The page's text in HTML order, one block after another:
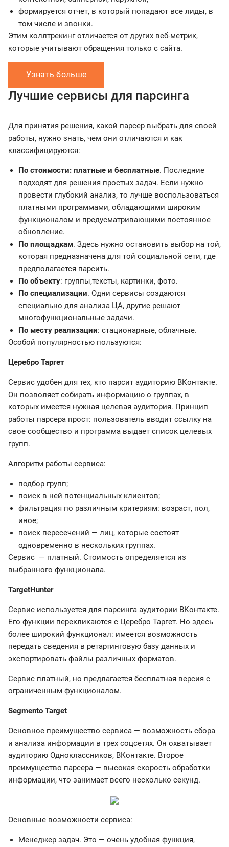
формируется отчет, в который попадают все лиды, в
том числе и звонки.
Этим коллтрекинг отличается от других веб-метрик,
которые учитывают обращения только с сайта.
Узнать больше
Лучшие сервисы для парсинга
Для принятия решения, какой парсер выбрать для своей
работы, нужно знать, чем они отличаются и как
классифицируются:
По стоимости: платные и бесплатные. Последние
подходят для решения простых задач. Если нужно
провести глубокий анализ, то лучше воспользоваться
платными программами, обладающими широким
функционалом и предусматривающими постоянное
обновление.
По площадкам. Здесь нужно остановить выбор на той,
которая предназначена для той социальной сети, где
предполагается парсить.
По объекту: группы,тексты, картинки, фото.
По специализации. Одни сервисы создаются
специально для анализа ЦА, другие решают
многофункциональные задачи.
По месту реализации: стационарные, облачные.
Особой популярностью пользуются:
Церебро Таргет
Сервис удобен для тех, кто парсит аудиторию ВКонтакте.
Он позволяет собирать информацию о группах, в
которых имеется нужная целевая аудитория. Принцип
работы парсера прост: пользователь вводит ссылку на
свое сообщество и программа выдает список целевых
групп.
Алгоритм работы сервиса:
подбор групп;
поиск в ней потенциальных клиентов;
фильтрация по различным критериям: возраст, пол,
иное;
поиск пересечений — лиц, которые состоят
одновременно в нескольких группах.
Сервис — платный. Стоимость определяется из
выбранного функционала.
TargetHunter
Сервис используется для парсинга аудитории ВКонтакте.
Его функции перекликаются с Церебро Таргет. Но здесь
более широкий функционал: имеется возможность
передать сведения в ретартинговую базу данных и
экспортировать файлы различных форматов.
Сервис платный, но предлагается бесплатная версия с
ограниченным функционалом.
Segmento Target
Основное преимущество сервиса — возможность сбора
и анализа информации в трех соцсетях. Он охватывает
аудиторию Одноклассников, ВКонтакте. Второе
преимущество парсера — высокая скорость обработки
информации, что занимает всего несколько секунд.
Основные возможности сервиса:
Менеджер задач. Это — очень удобная функция,